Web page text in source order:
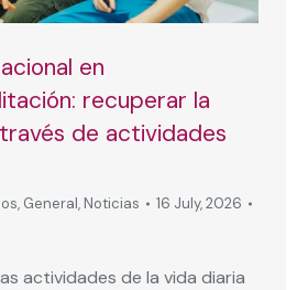
en
recuperar la
de actividades
, General, Noticias
16 July, 2026
actividades de la vida diaria